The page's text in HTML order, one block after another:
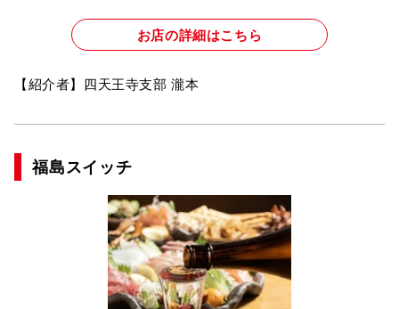
お店の詳細はこちら
【紹介者】四天王寺支部 瀧本
福島スイッチ